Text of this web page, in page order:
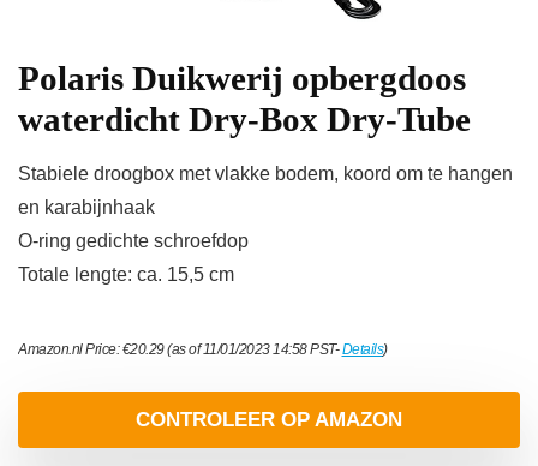
Polaris Duikwerij opbergdoos
waterdicht Dry-Box Dry-Tube
Stabiele droogbox met vlakke bodem, koord om te hangen
en karabijnhaak
O-ring gedichte schroefdop
Totale lengte: ca. 15,5 cm
Amazon.nl Price:€20.29(as of 11/01/2023 14:58 PST-Details)
CONTROLEER OP AMAZON